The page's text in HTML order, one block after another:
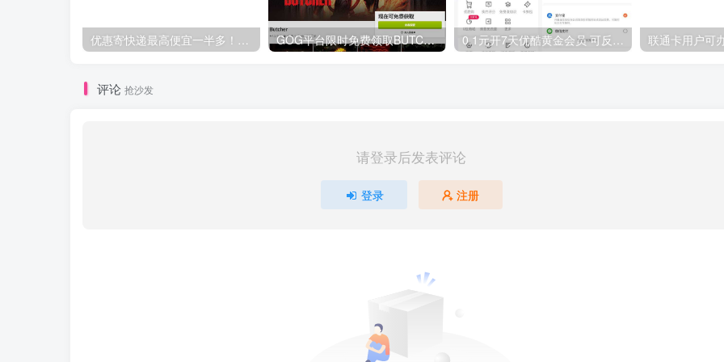
优惠寄快递最高便宜一半多！白鸽惠递 GOG平台限时免费领取BUTCHER（屠夫） 0.1元开7天优酷黄金会员 可反复开通需要关闭自动续费
评论 抢沙发
请登录后发表评论
登录 注册